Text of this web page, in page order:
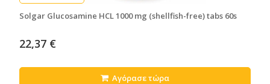
Solgar Glucosamine HCL 1000 mg (shellfish-free) tabs 60s
22,37 €
Αγόρασε τώρα